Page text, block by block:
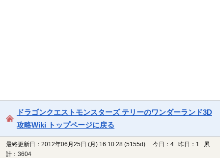
ドラゴンクエストモンスターズ テリーのワンダーランド3D
攻略Wiki トップページに戻る
最終更新日：2012年06月25日 (月) 16:10:28 (5155d)
今日：4 昨日：1 累
計：3604